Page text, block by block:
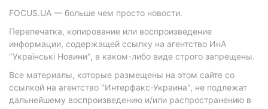
FOCUS.UA — больше чем просто новости.
Перепечатка, копирование или воспроизведение
информации, содержащей ссылку на агентство ИнА
"Українські Новини", в каком-либо виде строго запрещены.
Все материалы, которые размещены на этом сайте со
ссылкой на агентство "Интерфакс-Украина", не подлежат
дальнейшему воспроизведению и/или распространению в